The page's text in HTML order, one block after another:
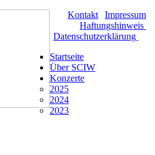
Kontakt Impressum
Haftungshinweis
Datenschutzerklärung
Startseite
Über SCIW
Konzerte
2025
2024
2023